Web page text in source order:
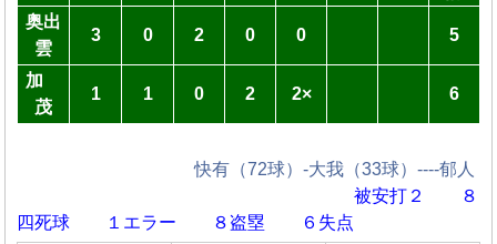
奥出
雲
3 0 2 0 0 5
加
茂
1 1 0 2 2× 6
快有（72球）-大我（33球）----郁人
被安打２ ８
四死球
１エラー ８盗塁 ６失点